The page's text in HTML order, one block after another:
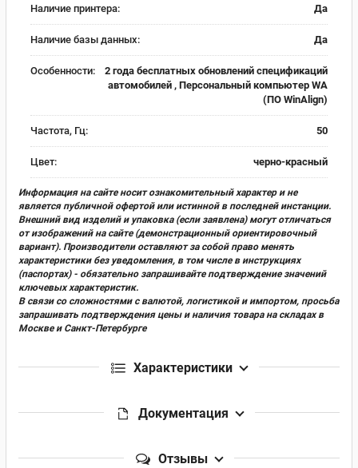
Наличие принтера:
Да
Наличие базы данных: Да
Особенности:
2 года бесплатных обновлений спецификаций
автомобилей , Персональный компьютер WA
(ПО WinAlign)
Частота, Гц: 50
Цвет: черно-красный
Информация на сайте носит ознакомительный характер и не
является публичной офертой или истинной в последней инстанции.
Внешний вид изделий и упаковка (если заявлена) могут отличаться
от изображений на сайте (демонстрационный ориентировочный
вариант). Производители оставляют за собой право менять
характеристики без уведомления, в том числе в инструкциях
(паспортах) - обязательно запрашивайте подтверждение значений
ключевых характеристик.
В связи со сложностями с валютой, логистикой и импортом, просьба
запрашивать подтверждения цены и наличия товара на складах в
Москве и Санкт-Петербурге
Характеристики
Документация
Отзывы